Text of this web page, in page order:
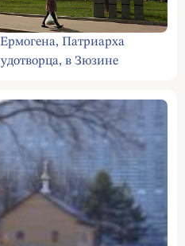
Патриарха
в Зюзине